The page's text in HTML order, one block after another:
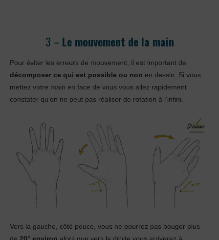
3 – Le mouvement de la main
Pour éviter les erreurs de mouvement, il est important de
décomposer ce qui est possible ou non en dessin. Si vous
mettez votre main en face de vous vous allez rapidement
constater qu’on ne peut pas réaliser de rotation à l’infini.
Vers la gauche, côté pouce, vous ne pourrez pas bouger plus